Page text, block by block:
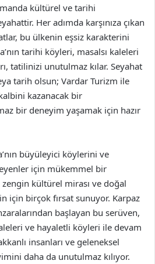
kültürel ve tarihi
Her adımda karşınıza çıkan
bu ülkenin eşsiz karakterini
tarihi köyleri, masalsı kaleleri
tatilinizi unutulmaz kılar. Seyahat
tarih olsun; Vardar Turizm ile
kazanacak bir
bir deneyim yaşamak için hazır
büyüleyici köylerini ve
için mükemmel bir
zengin kültürel mirası ve doğal
için birçok fırsat sunuyor. Karpaz
başlayan bu serüven,
ve hayaletli köyleri ile devam
insanları ve geleneksel
daha da unutulmaz kılıyor.